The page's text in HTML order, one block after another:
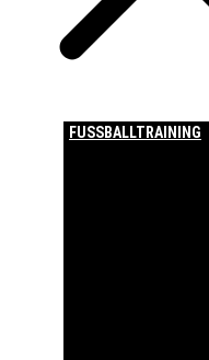
FUSSBALLTRAINING